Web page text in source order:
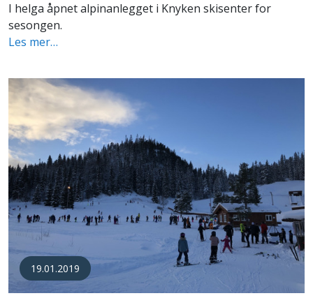
I helga åpnet alpinanlegget i Knyken skisenter for
sesongen.
Les mer…
19.01.2019